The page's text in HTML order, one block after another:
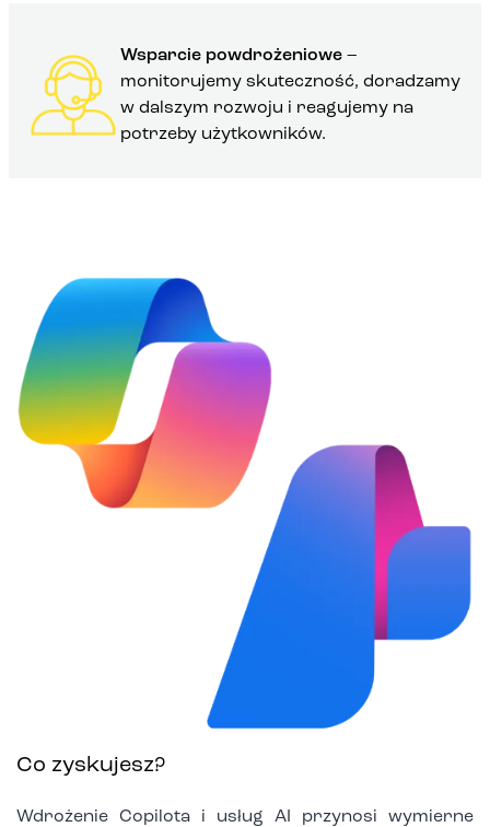
Wsparcie powdrożeniowe –
monitorujemy skuteczność, doradzamy
w dalszym rozwoju i reagujemy na
potrzeby użytkowników.
Co zyskujesz?
Wdrożenie Copilota i usług AI przynosi wymierne